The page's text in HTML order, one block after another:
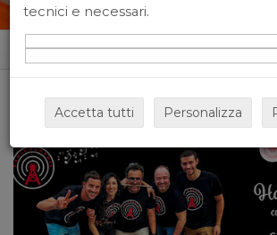
Home News&events
tecnici e necessari.
Accetta tutti Personalizza